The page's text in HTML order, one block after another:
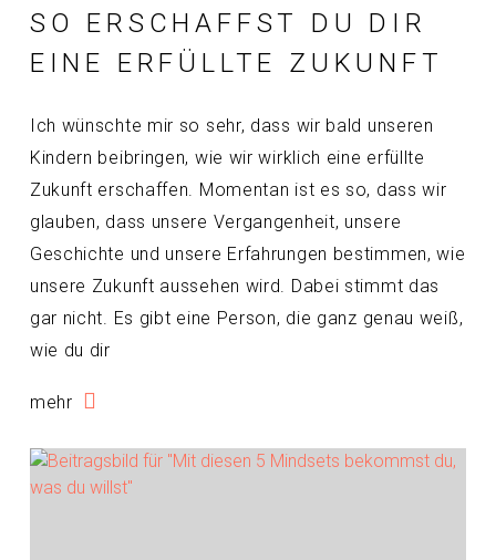
SO ERSCHAFFST DU DIR
EINE ERFÜLLTE ZUKUNFT
Ich wünschte mir so sehr, dass wir bald unseren
Kindern beibringen, wie wir wirklich eine erfüllte
Zukunft erschaffen. Momentan ist es so, dass wir
glauben, dass unsere Vergangenheit, unsere
Geschichte und unsere Erfahrungen bestimmen, wie
unsere Zukunft aussehen wird. Dabei stimmt das
gar nicht. Es gibt eine Person, die ganz genau weiß,
wie du dir
mehr